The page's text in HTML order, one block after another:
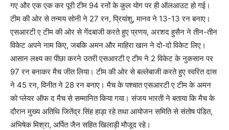
गए और एक एक कर पूरी टीम 94 रनों के कुल योग पर ही ऑलआउट हो गई।
टीम की ओर से तन्मय सोनी ने 27 रन, प्रियांशु, मानव ने 13-13 रन बनाए।
एसआरटी ए टीम की ओर से गेंदबाजी करते हुए प्रणय, अरशद हुसैन ने तीन-तीन
विकेट अपने नाम किए, जबकि अमन और माहिरा खान ने दो-दो विकेट लिए।
आसान लक्ष्य का पीछा करने उतरी एसआरटी ए टीम ने 2 विकेट के नुकसान पर
97 रन बनाकर मैच जीत लिया। टीम की ओर से बल्लेबाजी करते हुए स्वरित दास
ने 45 रन, विनीत ने 28 रन बनाए। मैच के पश्चात एसआरटी ए टीम के अमन
को प्लेयर ऑफ द मैच से सम्मानित किया गया। संजय भारती ने बताया कि मैच के
दौरान मुख्य अतिथि जितेंद्र सिंह हाड़ा रहे तथा आयोजन समिति से संतोष पंडित,
अभिषेक मिश्रा, अर्पित जैन सहित खिलाड़ी मौजूद रहे।